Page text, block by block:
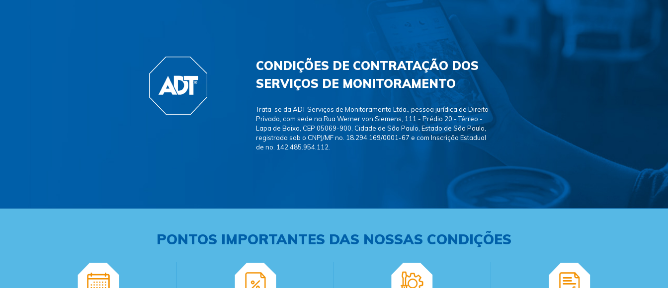
CONDIÇÕES DE CONTRATAÇÃO DOS
SERVIÇOS DE MONITORAMENTO
Trata-se da ADT Serviços de Monitoramento Ltda., pessoa jurídica de Direito
Privado, com sede na Rua Werner von Siemens, 111 - Prédio 20 - Térreo -
Lapa de Baixo, CEP 05069-900, Cidade de São Paulo, Estado de São Paulo,
registrada sob o CNPJ/MF no. 18.294.169/0001-67 e com Inscrição Estadual
de no. 142.485.954.112.
PONTOS IMPORTANTES DAS NOSSAS CONDIÇÕES